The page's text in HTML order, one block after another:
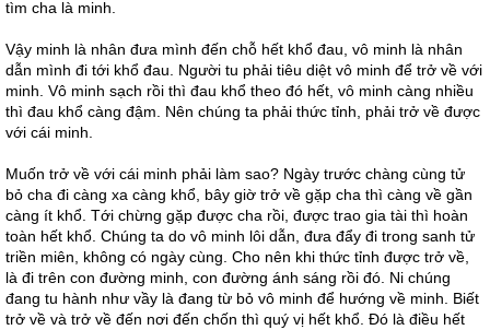
tìm cha là minh.
Vậy minh là nhân đưa mình đến chỗ hết khổ đau, vô minh là nhân
dẫn mình đi tới khổ đau. Người tu phải tiêu diệt vô minh để trở về với
minh. Vô minh sạch rồi thì đau khổ theo đó hết, vô minh càng nhiều
thì đau khổ càng đậm. Nên chúng ta phải thức tỉnh, phải trở về được
với cái minh.
Muốn trở về với cái minh phải làm sao? Ngày trước chàng cùng tử
bỏ cha đi càng xa càng khổ, bây giờ trở về gặp cha thì càng về gần
càng ít khổ. Tới chừng gặp được cha rồi, được trao gia tài thì hoàn
toàn hết khổ. Chúng ta do vô minh lôi dẫn, đưa đẩy đi trong sanh tử
triền miên, không có ngày cùng. Cho nên khi thức tỉnh được trở về,
là đi trên con đường minh, con đường ánh sáng rồi đó. Ni chúng
đang tu hành như vầy là đang từ bỏ vô minh để hướng về minh. Biết
trở về và trở về đến nơi đến chốn thì quý vị hết khổ. Đó là điều hết